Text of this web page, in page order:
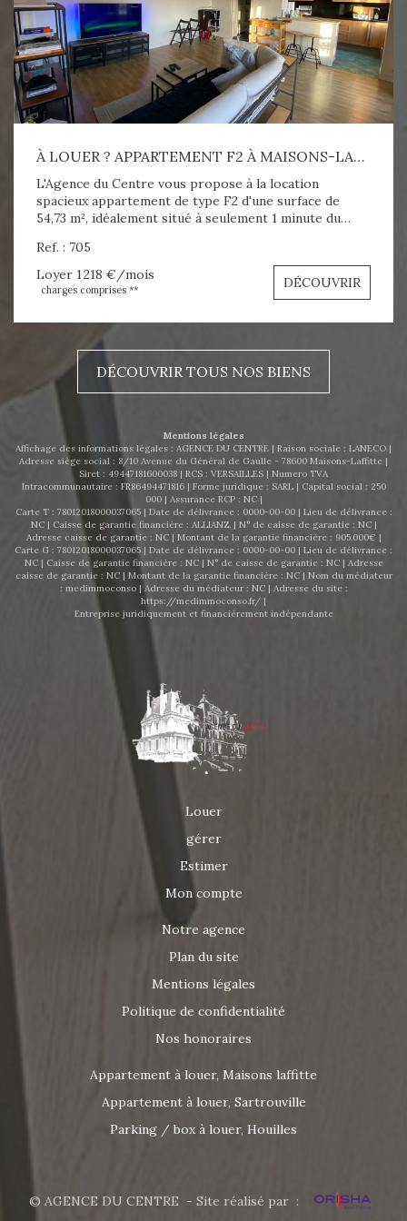
À LOUER ? APPARTEMENT F2 À MAISONS-LAFFITTE (54,73 M²)
L'Agence du Centre vous propose à la location
spacieux appartement de type F2 d'une surface de
54,73 m², idéalement situé à seulement 1 minute du
commerces, dans une petite copropriété calme et
agréable. Il se compose d'une entrée, d'une chambre
avec placards, d'un grand séjour lumineux, d'une cuisine
ouverte aménagée ainsi que d'une salle de douches
avec WC. Cet appartement offre un cadre de vie
confortable et fonctionnel, à proximité immédiate de
toutes les commodités. Confort : chauffage et eau
chaude individuels électriques. Aspect financier : Loyer
charges comprises : 1 218 € / mois Dépôt de garantie
d'informations ou pour organiser une visite, contactez
AGENCE DU CENTRE au 06 63 47 49 70 ou par email :
agenceducentrelocation@gmail.com .
Ref. : 705
Loyer 1 218 €/mois
charges comprises ** DÉCOUVRIR
DÉCOUVRIR TOUS NOS BIENS
Mentions légales
Affichage des informations légales : AGENCE DU CENTRE | Raison sociale : LANECO |
Adresse siège social : 8/10 Avenue du Général de Gaulle - 78600 Maisons-Laffitte |
Siret : 49447181600038 | RCS : VERSAILLES | Numero TVA
Intracommunautaire : FR86494471816 | Forme juridique : SARL | Capital social : 250
000 | Assurance RCP : NC |
Carte T : 78012018000037065 | Date de délivrance : 0000-00-00 | Lieu de délivrance :
NC | Caisse de garantie financière : ALLIANZ. | N° de caisse de garantie : NC |
Adresse caisse de garantie : NC | Montant de la garantie financière : 905.000€ |
Carte G : 78012018000037065 | Date de délivrance : 0000-00-00 | Lieu de délivrance :
NC | Caisse de garantie financière : NC | N° de caisse de garantie : NC | Adresse
caisse de garantie : NC | Montant de la garantie financière : NC | Nom du médiateur
: medimmoconso | Adresse du médiateur : NC | Adresse du site :
https://medimmoconso.fr/ |
Entreprise juridiquement et financièrement indépendante
Louer
gérer
Estimer
Mon compte
Notre agence
Plan du site
Mentions légales
Politique de confidentialité
Nos honoraires
Appartement à louer, Maisons laffitte
Appartement à louer, Sartrouville
Parking / box à louer, Houilles
© AGENCE DU CENTRE - Site réalisé par :